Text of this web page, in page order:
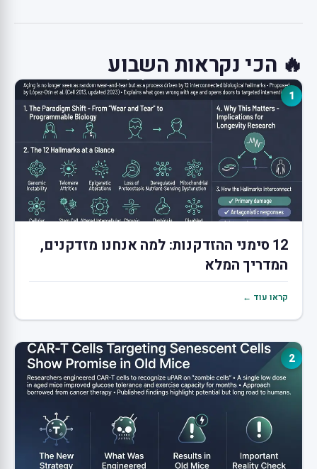
🔥 הכי נקראות השבוע
1
12 סימני ההזדקנות: למה אנחנו מזדקנים,
המדריך המלא
קראו עוד ←
2